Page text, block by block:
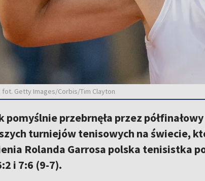
Getty Images/Corbis/Tim Clayton
pomyślnie przebrnęła przez
turniejów tenisowych na świecie,
Rolanda Garrosa polska tenisistka
i 7:6 (9-7).